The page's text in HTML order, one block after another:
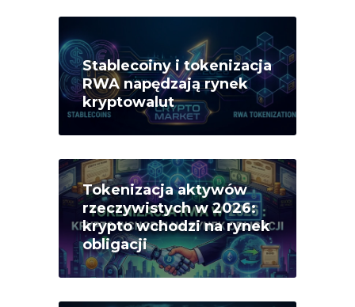
Stablecoiny i tokenizacja
RWA napędzają rynek
kryptowalut
Tokenizacja aktywów
rzeczywistych w 2026:
krypto wchodzi na rynek
obligacji